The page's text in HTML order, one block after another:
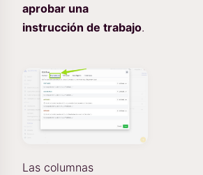
aprobar una
instrucción de trabajo.
Las columnas